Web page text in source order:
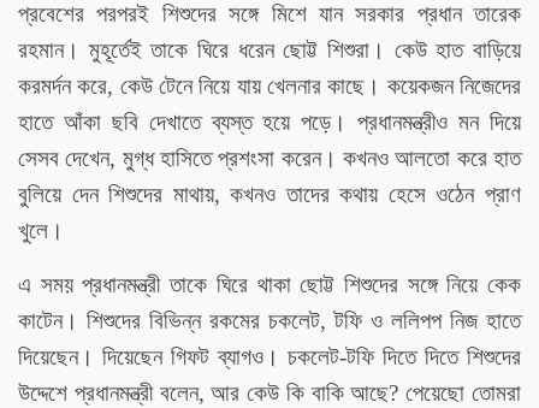
প্রবেশের পরপরই শিশুদের সঙ্গে মিশে যান সরকার প্রধান তারেক
রহমান। মুহূর্তেই তাকে ঘিরে ধরেন ছোট্ট শিশুরা। কেউ হাত বাড়িয়ে
করমর্দন করে, কেউ টেনে নিয়ে যায় খেলনার কাছে। কয়েকজন নিজেদের
হাতে আঁকা ছবি দেখাতে ব্যস্ত হয়ে পড়ে। প্রধানমন্ত্রীও মন দিয়ে
সেসব দেখেন, মুগ্ধ হাসিতে প্রশংসা করেন। কখনও আলতো করে হাত
বুলিয়ে দেন শিশুদের মাথায়, কখনও তাদের কথায় হেসে ওঠেন প্রাণ
খুলে।
এ সময় প্রধানমন্ত্রী তাকে ঘিরে থাকা ছোট্ট শিশুদের সঙ্গে নিয়ে কেক
কাটেন। শিশুদের বিভিন্ন রকমের চকলেট, টফি ও ললিপপ নিজ হাতে
দিয়েছেন। দিয়েছেন গিফট ব্যাগও। চকলেট-টফি দিতে দিতে শিশুদের
উদ্দেশে প্রধানমন্ত্রী বলেন, আর কেউ কি বাকি আছে? পেয়েছো তোমরা